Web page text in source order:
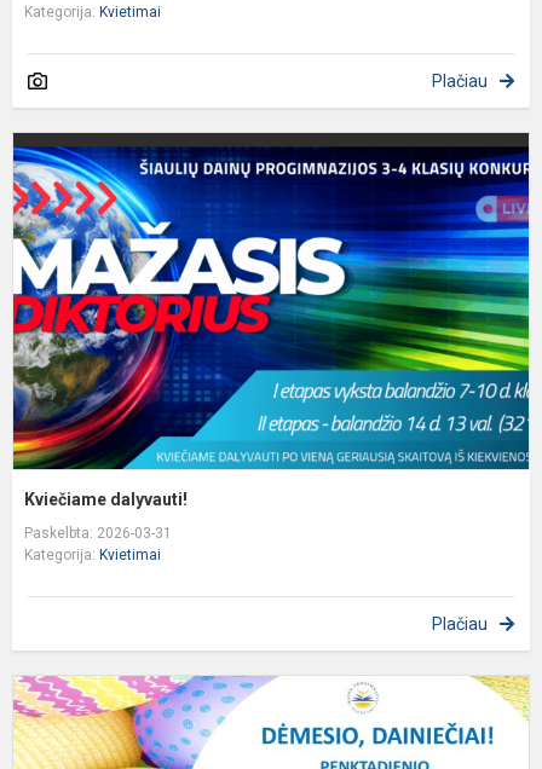
Kategorija: Kvietimai
Plačiau
Kviečiame dalyvauti!
Paskelbta: 2026-03-31
Kategorija: Kvietimai
Plačiau